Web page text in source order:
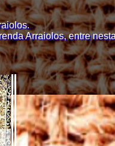
Arraiolos, entre